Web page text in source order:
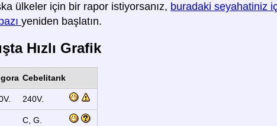
ülkeler için bir rapor istiyorsanız, buradaki seyahatiniz
yeniden başlatın.
Hızlı Grafik
Cebelitarık
240V.
C, G.